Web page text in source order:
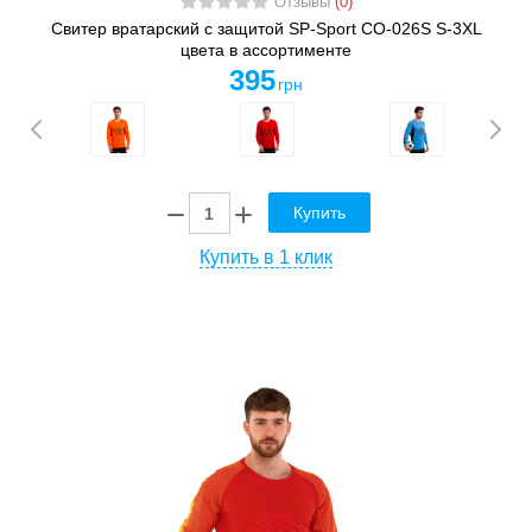
Свитер вратарский с защитой SP-Sport CO-026S S-3XL
цвета в ассортименте
395 грн
Купить
Купить в 1 клик